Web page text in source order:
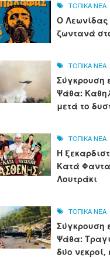
ΤΟΠΙΚΑ ΝΕΑ
Ο
ζωντανά
ΤΟΠΙΚΑ ΝΕΑ
Σύγκρουση
Ψάθα:
μετά το
ΤΟΠΙΚΑ ΝΕΑ
Η
Κατά
Λουτράκι
ΤΟΠΙΚΑ ΝΕΑ
Σύγκρουση
Ψάθα:
δύο